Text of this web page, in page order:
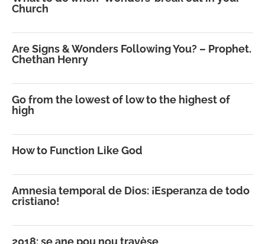
Church
Are Signs & Wonders Following You? – Prophet.
Chethan Henry
Go from the lowest of low to the highest of
high
How to Function Like God
Amnesia temporal de Dios: ¡Esperanza de todo
cristiano!
2018: se ane pou nou travèse